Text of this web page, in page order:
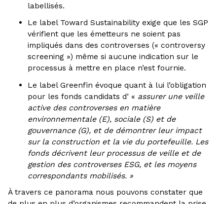
labellisés.
Le label Toward Sustainability exige que les SGP
vérifient que les émetteurs ne soient pas
impliqués dans des controverses (« controversy
screening ») même si aucune indication sur le
processus à mettre en place n’est fournie.
Le label Greenfin évoque quant à lui l’obligation
pour les fonds candidats d’ « assurer une veille
active des controverses en matière
environnementale (E), sociale (S) et de
gouvernance (G), et de démontrer leur impact
sur la construction et la vie du portefeuille. Les
fonds décrivent leur processus de veille et de
gestion des controverses ESG, et les moyens
correspondants mobilisés. »
À travers ce panorama nous pouvons constater que